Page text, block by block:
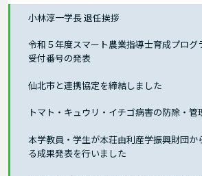
小林淳一学長 退任挨拶
令和５年度スマート農業指導士育成プログ
受付番号の発表
仙北市と連携協定を締結しました
トマト・キュウリ・イチゴ病害の防除・管
本学教員・学生が本荘由利産学振興財団か
る成果発表を行いました